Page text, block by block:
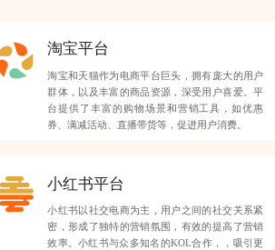
淘宝平台
淘宝和天猫作为电商平台巨头，拥有庞大的用户
群体，以及丰富的商品资源，深受用户喜爱。平
台提供了丰富的购物场景和营销工具，如优惠
券、满减活动、直播带货等，促进用户消费。
小红书平台
小红书以社交电商为主，用户之间的社交关系紧
密，形成了独特的营销氛围，有效的提高了营销
效率。小红书与众多知名的KOL合作，，吸引更